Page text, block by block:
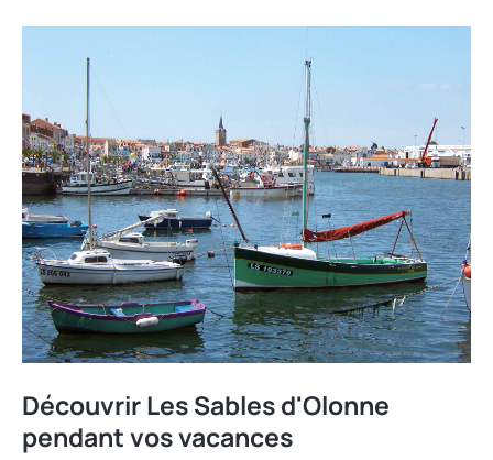
Découvrir Les Sables d'Olonne
pendant vos vacances